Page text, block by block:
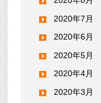
2020年7月
2020年6月
2020年5月
2020年4月
2020年3月